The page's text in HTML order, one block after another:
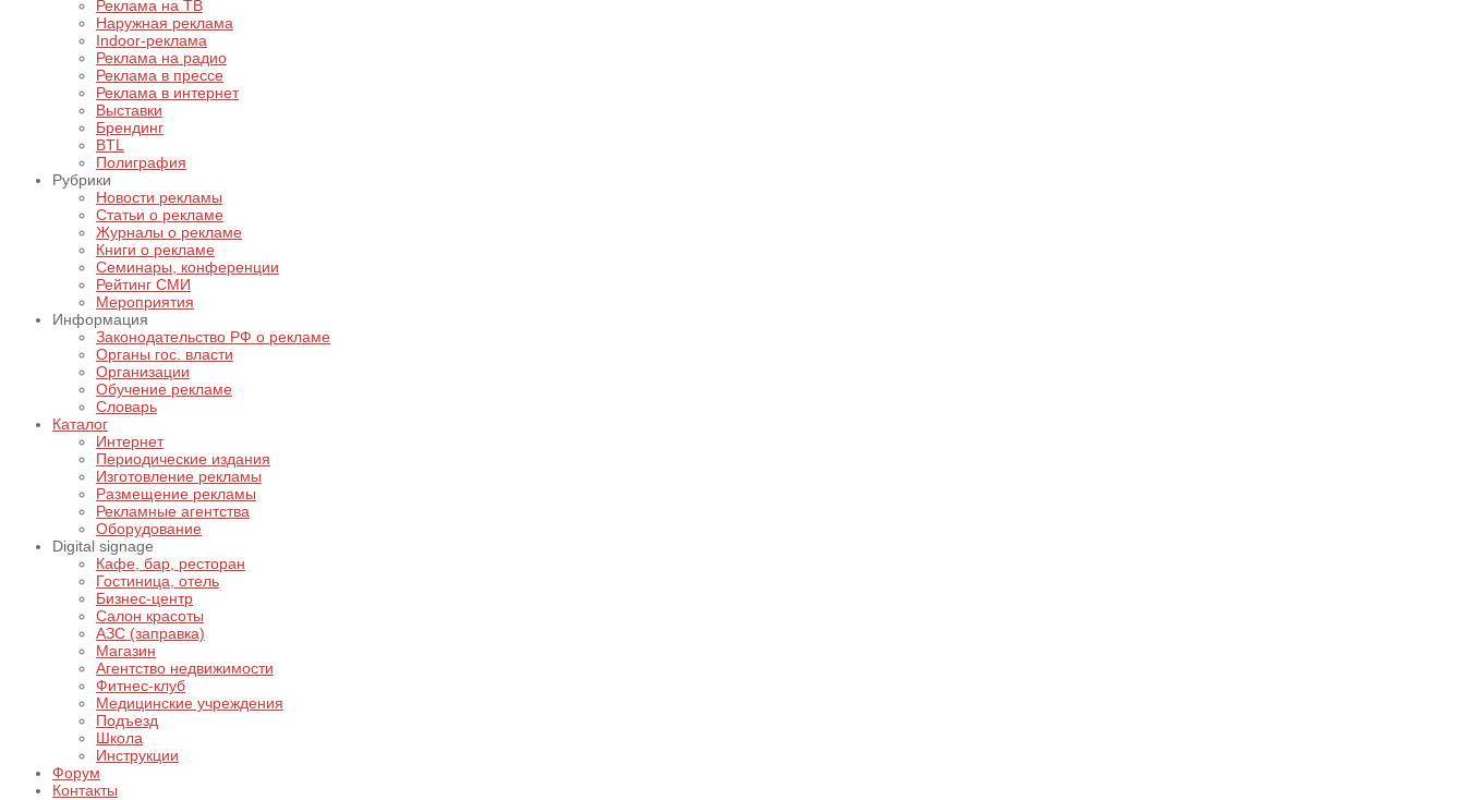
Реклама на ТВ
Наружная реклама
Indoor-реклама
Реклама на радио
Реклама в прессе
Реклама в интернет
Выставки
Брендинг
BTL
Полиграфия
Рубрики
Новости рекламы
Статьи о рекламе
Журналы о рекламе
Книги о рекламе
Семинары, конференции
Рейтинг СМИ
Мероприятия
Информация
Законодательство РФ о рекламе
Органы гос. власти
Организации
Обучение рекламе
Словарь
Каталог
Интернет
Периодические издания
Изготовление рекламы
Размещение рекламы
Рекламные агентства
Оборудование
Digital signage
Кафе, бар, ресторан
Гостиница, отель
Бизнес-центр
Салон красоты
АЗС (заправка)
Магазин
Агентство недвижимости
Фитнес-клуб
Медицинские учреждения
Подъезд
Школа
Инструкции
Форум
Контакты